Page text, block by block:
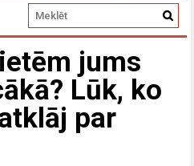
jums
Lūk, ko
par